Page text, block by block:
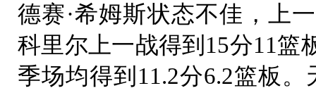
德赛·希姆斯状态不佳，上
科里尔上一战得到15分11篮
季场均得到11.2分6.2篮板